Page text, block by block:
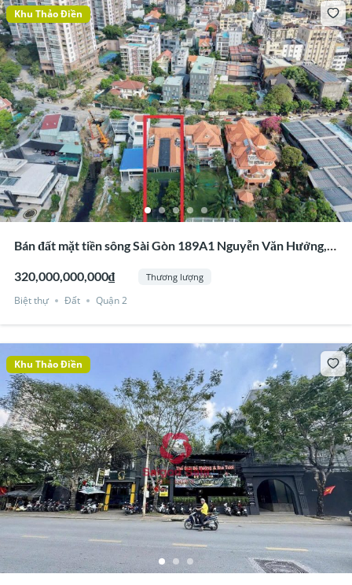
Khu Thảo Điền
Bán đất mặt tiền sông Sài Gòn 189A1 Nguyễn Văn Hưởng,
320,000,000,000₫
Thương lượng
Biệt thự Đất Quận 2
Khu Thảo Điền